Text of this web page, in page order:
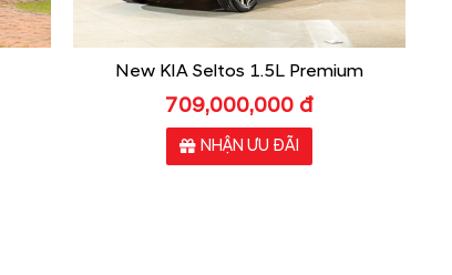
New KIA Seltos 1.5L Premium
709,000,000 đ
NHẬN ƯU ĐÃI